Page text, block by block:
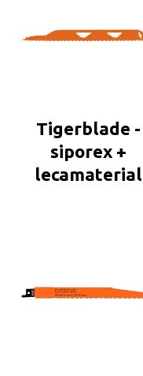
Tigerblade -
siporex +
lecamaterial